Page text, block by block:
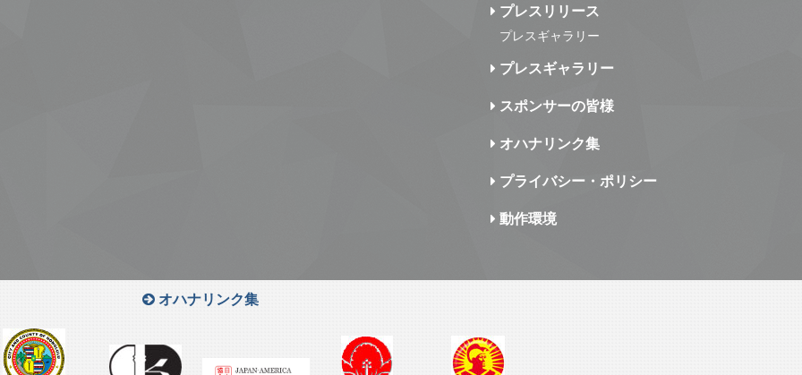
プレスリリース
プレスギャラリー
プレスギャラリー
スポンサーの皆様
オハナリンク集
プライバシー・ポリシー
動作環境
オハナリンク集